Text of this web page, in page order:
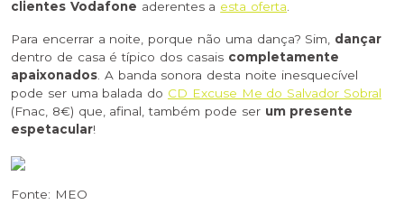
clientes Vodafone aderentes a esta oferta.
Para encerrar a noite, porque não uma dança? Sim, dançar
dentro de casa é típico dos casais completamente
apaixonados. A banda sonora desta noite inesquecível
pode ser uma balada do CD Excuse Me do Salvador Sobral
(Fnac, 8€) que, afinal, também pode ser um presente
espetacular!
Fonte: MEO